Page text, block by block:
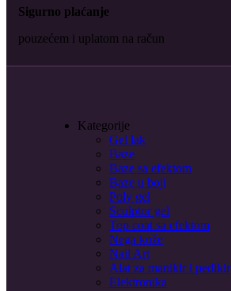
Sigurno plaćanje
pouzećem i uplatom na račun
Kategorije
Gel lak
Baze
Baze sa efektom
Baze u boji
Poly gel
Sculptor gel
Top coat sa efektom
Nega kože
Nail Art
Alat za manikir i pedikir
Elektronika